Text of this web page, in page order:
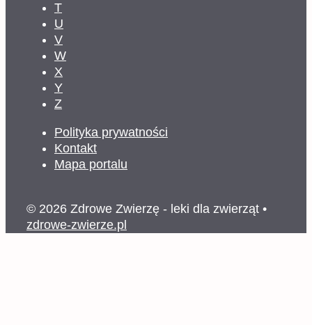
T
U
V
W
X
Y
Z
Polityka prywatności
Kontakt
Mapa portalu
© 2026 Zdrowe Zwierzę - leki dla zwierząt •
zdrowe-zwierze.pl